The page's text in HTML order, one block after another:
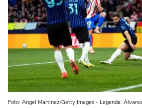
Foto: Angel Martinez/Getty Images - Legenda: